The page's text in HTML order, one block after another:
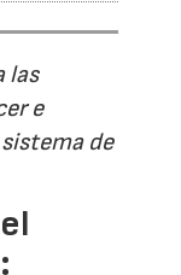
las
e
de